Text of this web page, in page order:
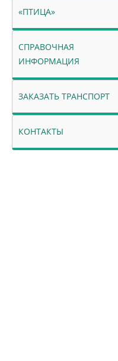
«ПТИЦА»
СПРАВОЧНАЯ
ИНФОРМАЦИЯ
ЗАКАЗАТЬ ТРАНСПОРТ
КОНТАКТЫ